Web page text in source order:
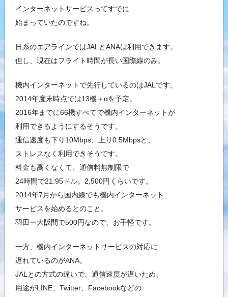
インターネットサービスってすでに
始まっていたのですね。
日系のエアラインではJALとANAは利用できます。
但し、現在はフライト時間が長い国際線のみ。
機内インターネットで先行しているのはJALです。
2014年度末時点では13機＋αを予定。
2016年までに66機すべてで機内インターネットが
利用できるようにするそうです。
通信速度も下り10Mbps、上り0.5Mbpsと、
ストレスなく利用できそうです。
料金も高くなくて、通信料無制限で
24時間で21.95ドル。2,500円くらいです。
2014年7月から国内線でも機内インターネット
サービスを始めるとのこと。
羽田ー大阪間で500円なので、お手軽です。
一方、機内インターネットサービスの対応に
遅れているのがANA。
JALとの方式の違いで、通信速度が遅いため、
用途がLINE、Twitter、Facebookなどの